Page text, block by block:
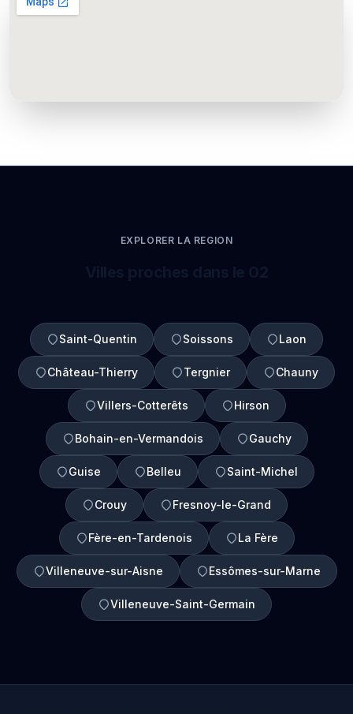
EXPLORER LA REGION
Saint-Quentin Soissons Laon
Château-Thierry Tergnier Chauny
Villers-Cotterêts Hirson
Bohain-en-Vermandois Gauchy
Guise Belleu Saint-Michel
Crouy Fresnoy-le-Grand
Fère-en-Tardenois La Fère
Villeneuve-sur-Aisne Essômes-sur-Marne
Villeneuve-Saint-Germain